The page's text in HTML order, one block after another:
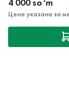
4 000 so‘m
Цена указана за